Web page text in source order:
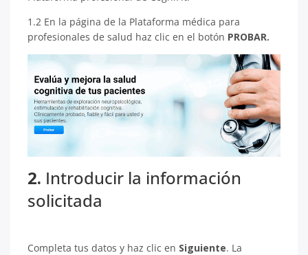
1.2 En la página de la Plataforma médica para
profesionales de salud haz clic en el botón PROBAR.
2. Introducir la información
solicitada
Completa tus datos y haz clic en Siguiente. La